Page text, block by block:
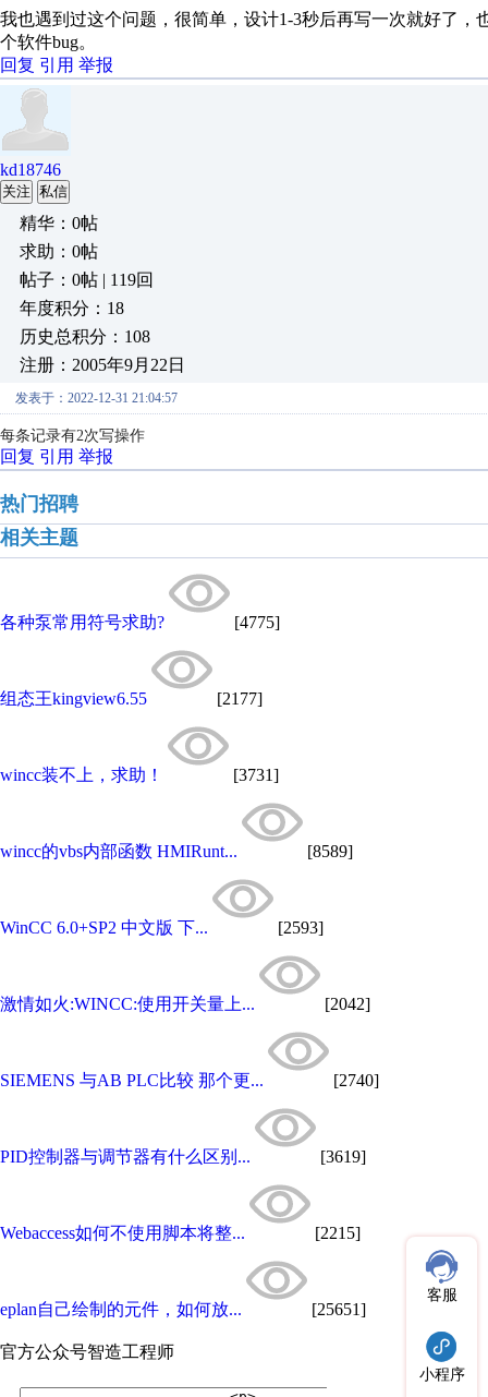
我也遇到过这个问题，很简单，设计1-3秒后再写一次就好了
个软件bug。
回复 引用 举报
kd18746
关注 私信
精华：0帖
求助：0帖
帖子：0帖 | 119回
年度积分：18
历史总积分：108
注册：2005年9月22日
发表于：2022-12-31 21:04:57
每条记录有2次写操作
回复 引用 举报
热门招聘
相关主题
各种泵常用符号求助? [4775]
组态王kingview6.55 [2177]
wincc装不上，求助！ [3731]
wincc的vbs内部函数 HMIRunt... [8589]
WinCC 6.0+SP2 中文版 下... [2593]
激情如火:WINCC:使用开关量上... [2042]
SIEMENS 与AB PLC比较 那个更... [2740]
PID控制器与调节器有什么区别... [3619]
Webaccess如何不使用脚本将整... [2215]
eplan自己绘制的元件，如何放... [25651]
官方公众号智造工程师
客服
小程序